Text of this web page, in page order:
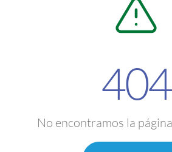
404
No encontramos la